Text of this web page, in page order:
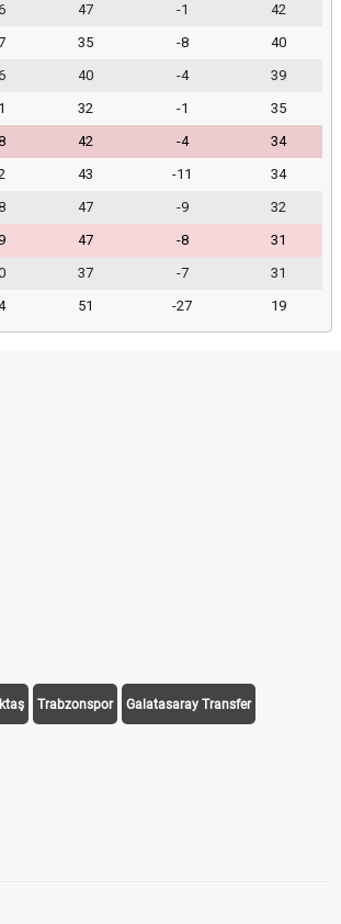
47 -1
42
35 -8
40
40 -4
39
32 -1
35
42 -4
34
43 -11
34
47 -9
32
47 -8
31
37 -7
31
51 -27 19
Trabzonspor Galatasaray Transfer